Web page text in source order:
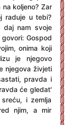
koljeno? Zar
raduje u tebi?
daj nam svoje
Gospod
onima koji
je njegovo
njegova živjeti
pravda i
će gledat'
i zemlja
njim, a mir